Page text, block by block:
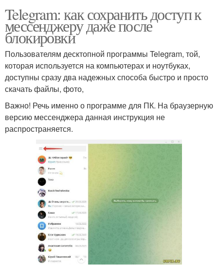
Telegram: как сохранить доступ к
мессенджеру даже после
блокировки
Пользователям десктопной программы Telegram, той,
которая используется на компьютерах и ноутбуках,
доступны сразу два надежных способа быстро и просто
скачать файлы, фото,
Важно! Речь именно о программе для ПК. На браузерную
версию мессенджера данная инструкция не
распространяется.